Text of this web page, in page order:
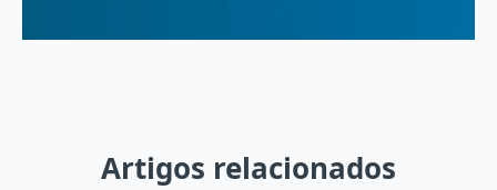
Artigos relacionados